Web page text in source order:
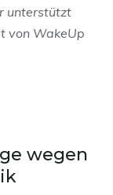
unterstützt
von WakeUp
wegen